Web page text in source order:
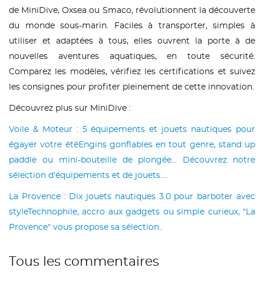
de MiniDive, Oxsea ou Smaco, révolutionnent la découverte
du monde sous-marin. Faciles à transporter, simples à
utiliser et adaptées à tous, elles ouvrent la porte à de
nouvelles aventures aquatiques, en toute sécurité.
Comparez les modèles, vérifiez les certifications et suivez
les consignes pour profiter pleinement de cette innovation.
Découvrez plus sur MiniDive :
Voile & Moteur : 5 équipements et jouets nautiques pour
égayer votre étéEngins gonflables en tout genre, stand up
paddle ou mini-bouteille de plongée... Découvrez notre
sélection d'équipements et de jouets....
La Provence : Dix jouets nautiques 3.0 pour barboter avec
styleTechnophile, accro aux gadgets ou simple curieux, "La
Provence" vous propose sa sélection..
Tous les commentaires